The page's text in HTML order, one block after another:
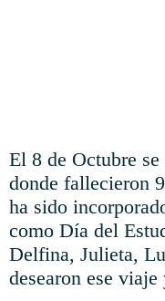
El 8 de Octubre
donde fallecieron
ha sido
como Día del
Delfina, Julieta,
desearon ese